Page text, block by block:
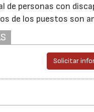
personas con
de los puestos son
Solicitar